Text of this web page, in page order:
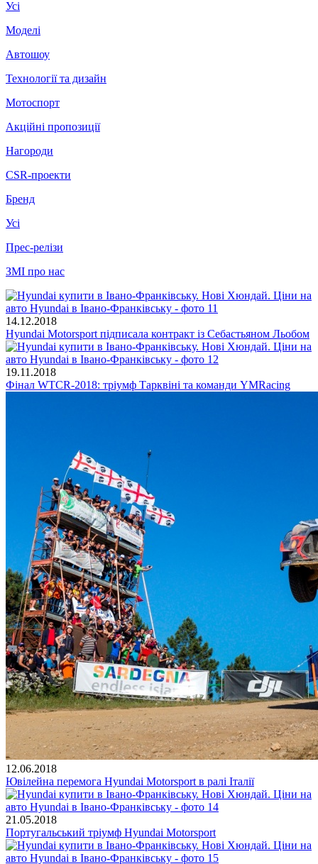
Усі
Моделі
Автошоу
Технології та дизайн
Мотоспорт
Акційні пропозиції
Нагороди
CSR-проекти
Бренд
Усі
Прес-релізи
ЗМІ про нас
14.12.2018
Hyundai Motorsport підписала контракт із Себастьяном Льобом
19.11.2018
Фінал WTCR-2018: тріумф Тарквіні та команди YMRacing
12.06.2018
Ювілейна перемога Hyundai Motorsport в ралі Італії
21.05.2018
Португальський тріумф Hyundai Motorsport